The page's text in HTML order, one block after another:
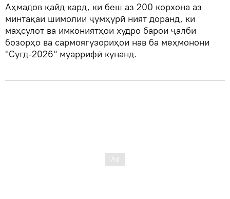
Аҳмадов қайд кард, ки беш аз 200 корхона аз
минтақаи шимолии ҷумҳурӣ ният доранд, ки
маҳсулот ва имкониятҳои худро барои ҷалби
бозорҳо ва сармоягузориҳои нав ба меҳмонони
"Суғд-2026" муаррифӣ кунанд.